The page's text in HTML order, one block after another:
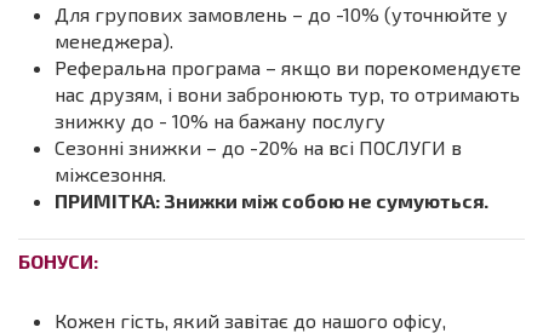
Для групових замовлень – до -10% (уточнюйте у
менеджера).
Реферальна програма – якщо ви порекомендуєте
нас друзям, і вони забронюють тур, то отримають
знижку до - 10% на бажану послугу
Сезонні знижки – до -20% на всі ПОСЛУГИ в
міжсезоння.
ПРИМІТКА: Знижки між собою не сумуються.
БОНУСИ:
Кожен гість, який завітає до нашого офісу,